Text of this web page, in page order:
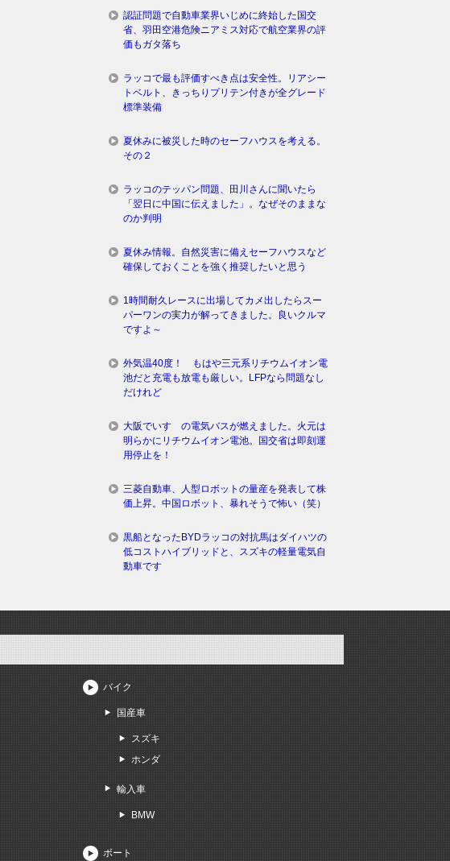
認証問題で自動車業界いじめに終始した国交
省、羽田空港危険ニアミス対応で航空業界の評
価もガタ落ち
ラッコで最も評価すべき点は安全性。リアシー
トベルト、きっちりプリテン付きが全グレード
標準装備
夏休みに被災した時のセーフハウスを考える。
その２
ラッコのテッパン問題、田川さんに聞いたら
「翌日に中国に伝えました」。なぜそのままな
のか判明
夏休み情報。自然災害に備えセーフハウスなど
確保しておくことを強く推奨したいと思う
1時間耐久レースに出場してカメ出したらスー
パーワンの実力が解ってきました。良いクルマ
ですよ～
外気温40度！ もはや三元系リチウムイオン電
池だと充電も放電も厳しい。LFPなら問題なし
だけれど
大阪でいすゞの電気バスが燃えました。火元は
明らかにリチウムイオン電池。国交省は即刻運
用停止を！
三菱自動車、人型ロボットの量産を発表して株
価上昇。中国ロボット、暴れそうで怖い（笑）
黒船となったBYDラッコの対抗馬はダイハツの
低コストハイブリッドと、スズキの軽量電気自
動車です
バイク
国産車
スズキ
ホンダ
輸入車
BMW
ボート